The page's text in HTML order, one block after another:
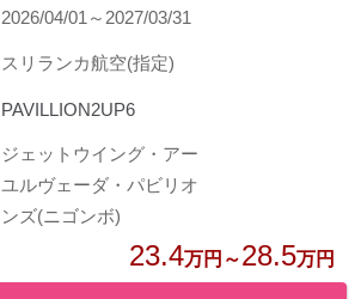
2026/04/01～2027/03/31
スリランカ航空(指定)
PAVILLION2UP6
ジェットウイング・アー
ユルヴェーダ・パビリオ
ンズ(ニゴンボ)
23.4万円～28.5万円